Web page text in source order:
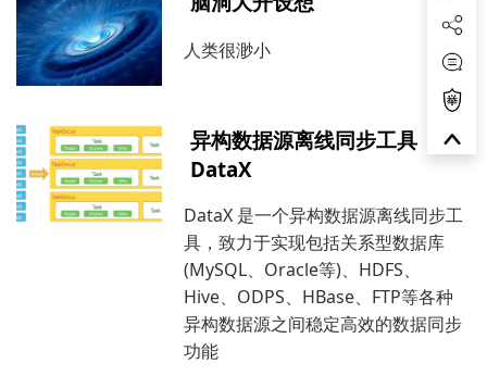
人类很渺小
异构数据源离线同步工具
DataX
DataX 是一个异构数据源离线同步工
具，致力于实现包括关系型数据库
(MySQL、Oracle等)、HDFS、
Hive、ODPS、HBase、FTP等各种
异构数据源之间稳定高效的数据同步
功能